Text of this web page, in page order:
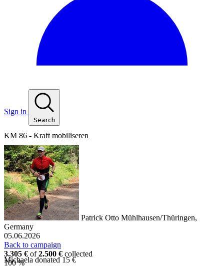
Sign in
Search
KM 86 - Kraft mobiliseren
Patrick Otto Mühlhausen/Thüringen,
Germany
05.06.2026
Back to campaign
3.305 € of2.500 € collected
100 %
Michaela donated 15 €